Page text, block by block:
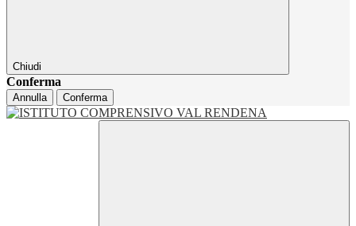
Chiudi
Conferma
Annulla Conferma